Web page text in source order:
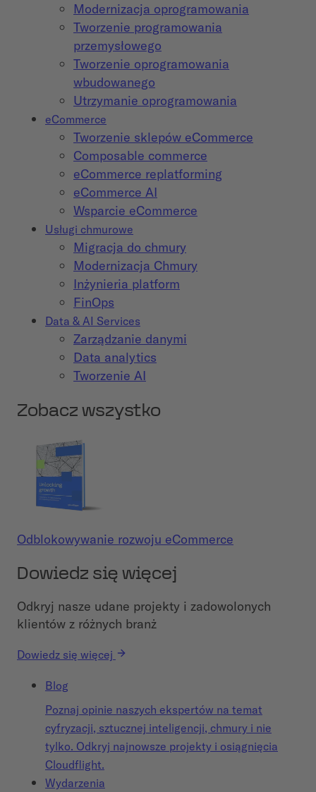
Modernizacja oprogramowania
Tworzenie programowania
przemysłowego
Tworzenie oprogramowania
wbudowanego
Utrzymanie oprogramowania
eCommerce
Tworzenie sklepów eCommerce
Composable commerce
eCommerce replatforming
eCommerce AI
Wsparcie eCommerce
Usługi chmurowe
Migracja do chmury
Modernizacja Chmury
Inżynieria platform
FinOps
Data & AI Services
Zarządzanie danymi
Data analytics
Tworzenie AI
Zobacz wszystko
Odblokowywanie rozwoju eCommerce
Dowiedz się więcej
Odkryj nasze udane projekty i zadowolonych
klientów z różnych branż
Dowiedz się więcej
Blog
Poznaj opinie naszych ekspertów na temat
cyfryzacji, sztucznej inteligencji, chmury i nie
tylko. Odkryj najnowsze projekty i osiągnięcia
Cloudflight.
Wydarzenia